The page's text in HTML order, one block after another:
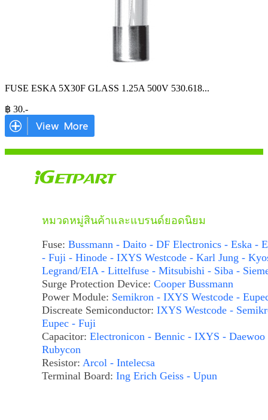
FUSE ESKA 5X30F GLASS 1.25A 500V 530.618...
฿ 30.-
หมวดหมู่สินค้าและแบรนด์ยอดนิยม
Fuse: Bussmann - Daito - DF Electronics - Eska -
- Fuji - Hinode - IXYS Westcode - Karl Jung -
Legrand/EIA - Littelfuse - Mitsubishi - Siba -
Surge Protection Device: Cooper Bussmann
Power Module: Semikron - IXYS Westcode -
Discreate Semiconductor: IXYS Westcode -
Eupec - Fuji
Capacitor: Electronicon - Bennic - IXYS - Daewoo
Rubycon
Resistor: Arcol - Intelecsa
Terminal Board: Ing Erich Geiss - Upun